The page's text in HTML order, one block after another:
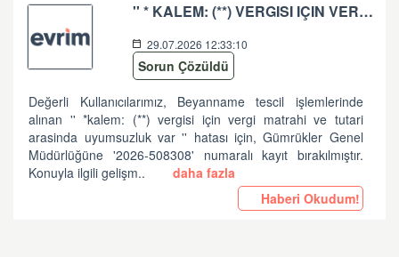
'' * KALEM: (**) VERGISI IÇIN VERGI MATRAHI VE TUTARI ARASINDA UYUMSUZLUK VAR '' HATASI HK
29.07.2026 12:33:10
Sorun Çözüldü
Değerli Kullanıcılarımız, Beyanname tescil işlemlerinde
alınan '' *kalem: (**) vergisi için vergi matrahi ve tutari
arasinda uyumsuzluk var '' hatası için, Gümrükler Genel
Müdürlüğüne '2026-508308' numaralı kayıt bırakılmıştır.
Konuyla ilgili gelişm..
daha fazla
Haberi Okudum!